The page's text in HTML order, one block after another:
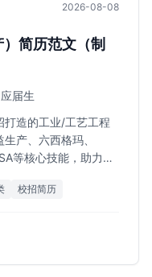
2026-08-08
简历范文（制
应届生
打造的工业/工艺工程
产、六西格玛、
等核心技能，助力应
校招简历